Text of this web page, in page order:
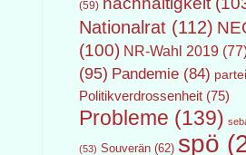
(59)
Nationalrat(112)
(100) NR-Wahl 2019
(95) Pandemie(84)
Politikverdrossenheit(75)
Probleme (139)
(53) Souverän(62) spö